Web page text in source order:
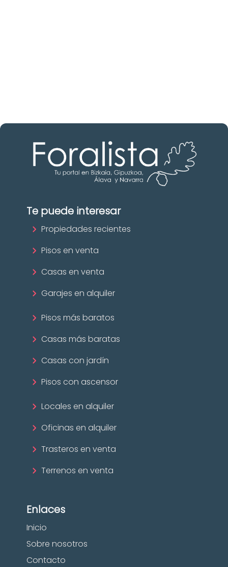
Te puede interesar
Propiedades recientes
Pisos en venta
Casas en venta
Garajes en alquiler
Pisos más baratos
Casas más baratas
Casas con jardín
Pisos con ascensor
Locales en alquiler
Oficinas en alquiler
Trasteros en venta
Terrenos en venta
Enlaces
Inicio
Sobre nosotros
Contacto